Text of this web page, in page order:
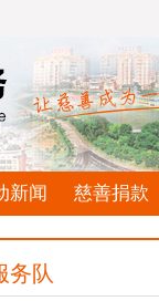
新闻 慈善捐款
务队